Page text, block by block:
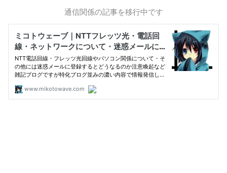
通信関係の記事を移行中です